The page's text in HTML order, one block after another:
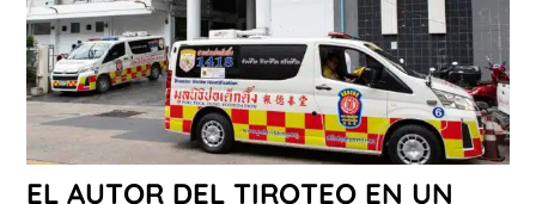
EL AUTOR DEL TIROTEO EN UN